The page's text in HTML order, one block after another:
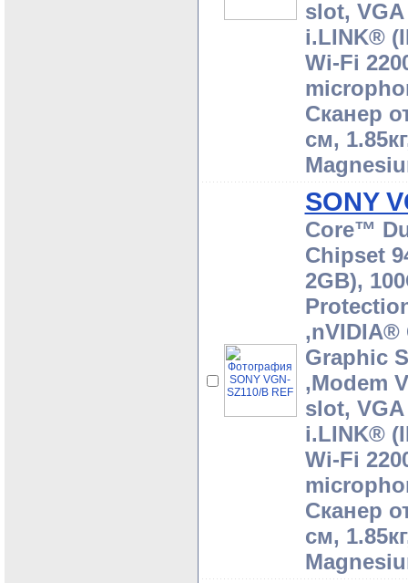
slot,
i.LINK®
Wi-Fi
Сканер
cм,
SONY
Core™
Chipset
2GB),
,nVIDIA®
Graphic
,Modem
slot,
i.LINK®
Wi-Fi
Сканер
cм,